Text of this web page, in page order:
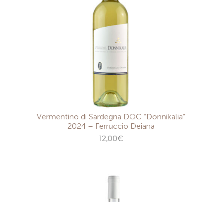
Vermentino di Sardegna DOC “Donnikalia”
2024 – Ferruccio Deiana
12,00€